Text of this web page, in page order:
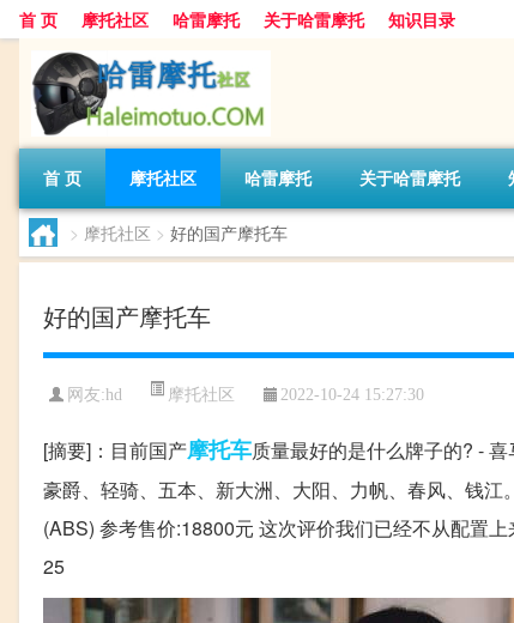
首 页 摩托社区 哈雷摩托 关于哈雷摩托 知识目录
首 页 摩托社区 哈雷摩托 关于哈雷摩托
> 摩托社区 > 好的国产摩托车
好的国产摩托车
网友:hd 摩托社区 2022-10-24 15:27:30
[摘要]：目前国产摩托车质量最好的是什么牌子的? -
豪爵、轻骑、五本、新大洲、大阳、力帆、春风、钱
(ABS) 参考售价:18800元 这次评价我们已经不从配置
25